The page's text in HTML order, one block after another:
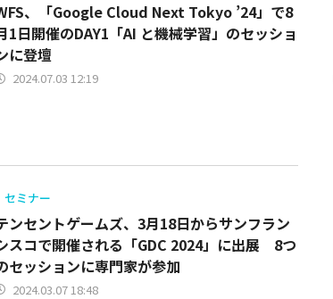
、「Google Cloud Next Tokyo ’24」で8
1日開催のDAY1「AI と機械学習」のセッショ
に登壇
2024.07.03 12:19
セミナー
ンセントゲームズ、3月18日からサンフラン
スコで開催される「GDC 2024」に出展 8つ
セッションに専門家が参加
2024.03.07 18:48